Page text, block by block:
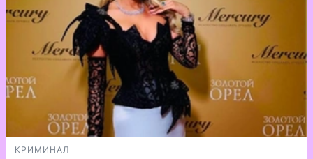
КРИМИНАЛ